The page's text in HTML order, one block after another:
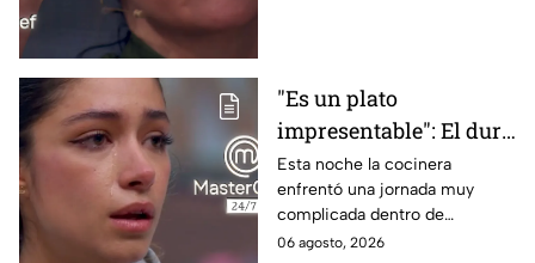
"Es un plato
impresentable": El duro
regaño que hizo llorar a
Michelle dentro de
MasterChef 24/7
Esta noche la cocinera
enfrentó una jornada muy
complicada dentro de
MasterChef 24/7.
06 agosto, 2026